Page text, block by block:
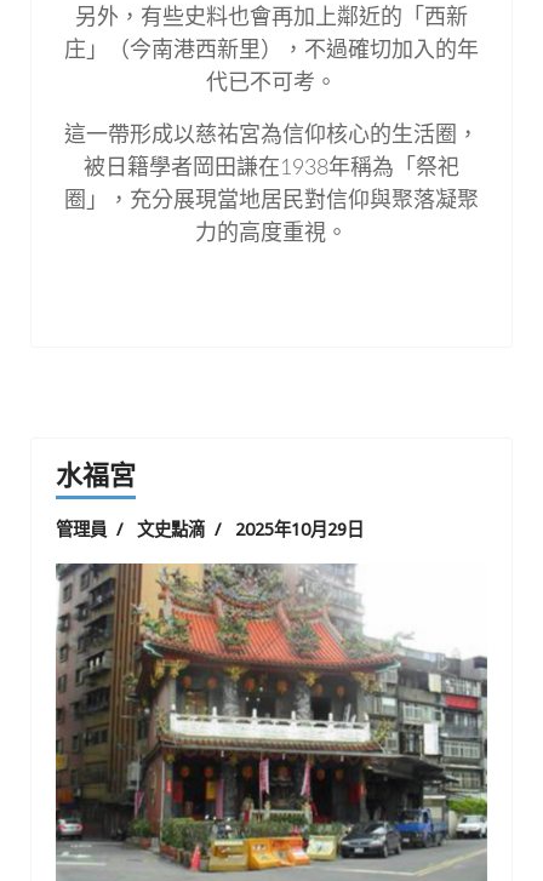
另外，有些史料也會再加上鄰近的「西新
庄」（今南港西新里），不過確切加入的年
代已不可考。
這一帶形成以慈祐宮為信仰核心的生活圈，
被日籍學者岡田謙在1938年稱為「祭祀
圈」，充分展現當地居民對信仰與聚落凝聚
力的高度重視。
水福宮
管理員 文史點滴 2025年10月29日